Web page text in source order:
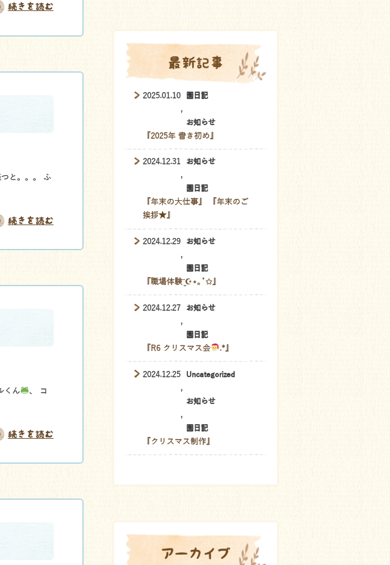
続きを読む
と。。。 ふ
続きを読む
くん
、 コ
続きを読む
最新記事
2025.01.10 園日記
,
お知らせ
『2025年 書き初め』
2024.12.31 お知らせ
,
園日記
『年末の大仕事』 『年末のご
挨拶★』
2024.12.29 お知らせ
,
園日記
『職場体験¨̮☪︎⋆｡˚✩』
2024.12.27 お知らせ
,
園日記
『R6 クリスマス会 .*』
2024.12.25 Uncategorized
,
お知らせ
,
園日記
『クリスマス制作』
アーカイブ